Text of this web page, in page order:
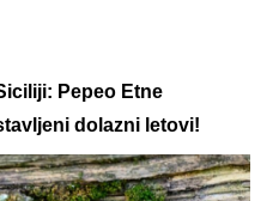
Pepeo Etne
dolazni letovi!